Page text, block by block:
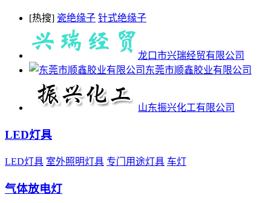
[热搜] 瓷绝缘子 针式绝缘子
龙口市兴瑞经贸有限公司
东莞市顺鑫胶业有限公司
山东振兴化工有限公司
LED灯具
LED灯具 室外照明灯具 专门用途灯具 车灯
气体放电灯